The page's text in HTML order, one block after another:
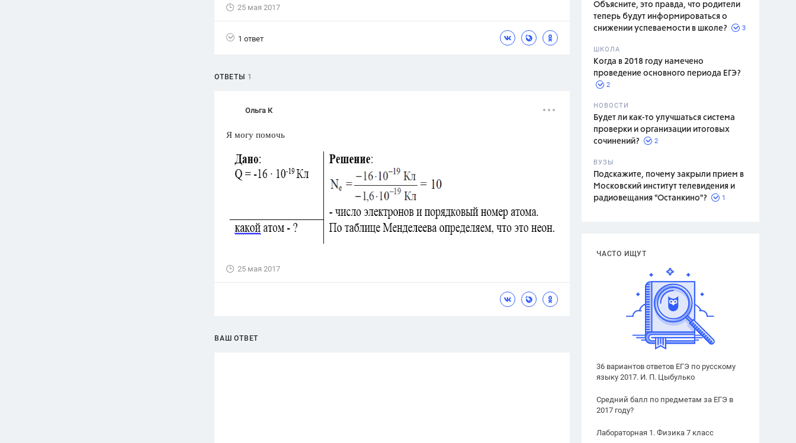
1752 ответа
ответов
Объясните, это правда, что родители
теперь будут информироваться о
снижении успеваемости в школе?
3
ШКОЛА
Когда в 2018 году намечено
проведение основного периода ЕГЭ?
2
НОВОСТИ
Будет ли как-то улучшаться система
проверки и организации итоговых
сочинений?
2
ВУЗЫ
Подскажите, почему закрыли прием в
Московский институт телевидения и
радиовещания "Останкино"?
1
ЧАСТО ИЩУТ
36 вариантов ответов ЕГЭ по русскому
языку 2017. И. П. Цыбулько
Средний балл по предметам за ЕГЭ в
2017 году?
Лабораторная 1. Физика 7 класс
25 мая 2017
1 ответ
ОТВЕТЫ 1
Ольга К
Я могу помочь
25 мая 2017
ВАШ ОТВЕТ